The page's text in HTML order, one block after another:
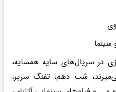
سینما
در سریال‌های سایه همسایه،
شب دهم، تفنگ سرپر،